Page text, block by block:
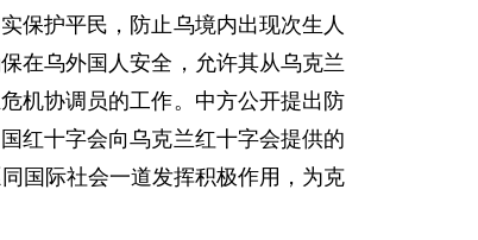
保护平民，防止乌境内出现次生人
在乌外国人安全，允许其从乌克兰
机协调员的工作。中方公开提出防
红十字会向乌克兰红十字会提供的
国际社会一道发挥积极作用，为克